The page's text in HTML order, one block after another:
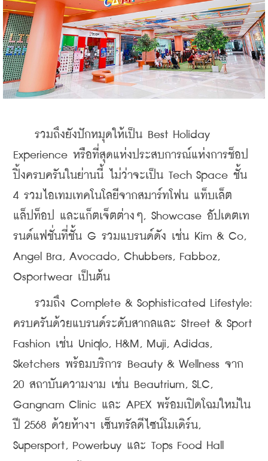
รวมถึงยังปักหมุดให้เป็น Best Holiday
Experience หรือที่สุดแห่งประสบการณ์แห่งการช็อป
ปิ้งครบครันในย่านนี้ ไม่ว่าจะเป็น Tech Space ชั้น
4 รวมไอเทมเทคโนโลยีจากสมาร์ทโฟน แท็บเล็ต
แล็ปท็อป และแก็ตเจ็ตต่างๆ, Showcase อัปเดตเท
รนด์แฟชั่นที่ชั้น G รวมแบรนด์ดัง เช่น Kim & Co,
Angel Bra, Avocado, Chubbers, Fabboz,
Osportwear เป็นต้น
รวมถึง Complete & Sophisticated Lifestyle:
ครบครันด้วยแบรนด์ระดับสากลและ Street & Sport
Fashion เช่น Uniqlo, H&M, Muji, Adidas,
Sketchers พร้อมบริการ Beauty & Wellness จาก
20 สถาบันความงาม เช่น Beautrium, SLC,
Gangnam Clinic และ APEX พร้อมเปิดโฉมใหม่ใน
ปี 2568 ด้วยห้างฯ เซ็นทรัลดีไซน์โมเดิร์น,
Supersport, Powerbuy และ Tops Food Hall